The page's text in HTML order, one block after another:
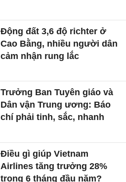
Động đất 3,6 độ richter ở
Cao Bằng, nhiều người dân
cảm nhận rung lắc
Trưởng Ban Tuyên giáo và
Dân vận Trung ương: Báo
chí phải tinh, sắc, nhanh
Điều gì giúp Vietnam
Airlines tăng trưởng 28%
trong 6 tháng đầu năm?